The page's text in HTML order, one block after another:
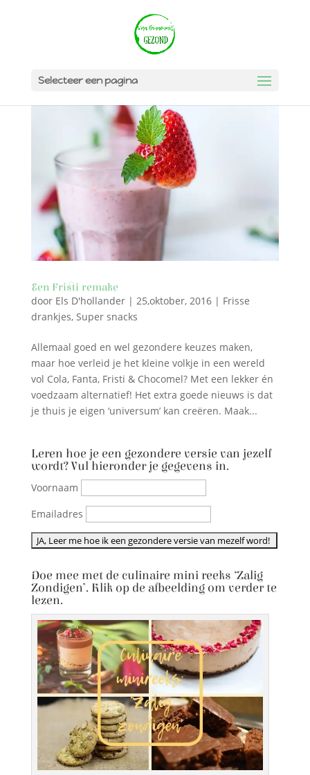
Selecteer een pagina
Een Fristi remake
door Els D'hollander| 25,oktober, 2016| Frisse
drankjes, Super snacks
Allemaal goed en wel gezondere keuzes maken,
maar hoe verleid je het kleine volkje in een wereld
vol Cola, Fanta, Fristi & Chocomel? Met een lekker én
voedzaam alternatief! Het extra goede nieuws is dat
je thuis je eigen ‘universum’ kan creëren. Maak...
Leren hoe je een gezondere versie van jezelf
wordt? Vul hieronder je gegevens in.
Voornaam
Emailadres
Doe mee met de culinaire mini reeks ‘Zalig
Zondigen’. Klik op de afbeelding om verder te
lezen.